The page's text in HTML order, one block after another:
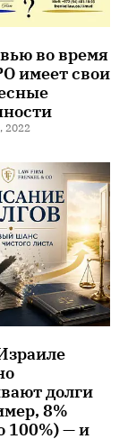
во время
имеет свои
2022
долги
8%
100%) — и